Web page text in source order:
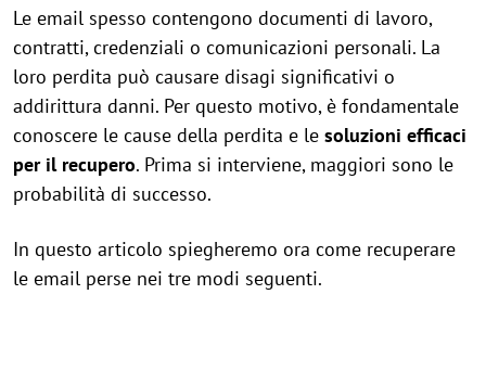
Le email spesso contengono documenti di lavoro,
contratti, credenziali o comunicazioni personali. La
loro perdita può causare disagi significativi o
addirittura danni. Per questo motivo, è fondamentale
conoscere le cause della perdita e le soluzioni efficaci
per il recupero. Prima si interviene, maggiori sono le
probabilità di successo.
In questo articolo spiegheremo ora come recuperare
le email perse nei tre modi seguenti.